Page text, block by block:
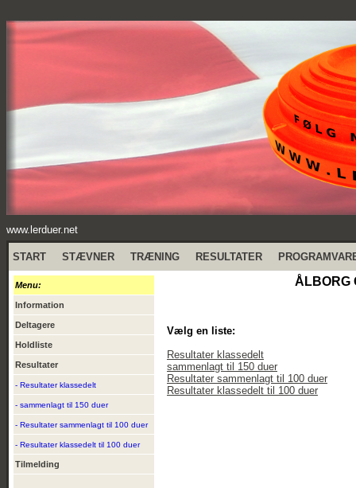
www.lerduer.net
START STÆVNER TRÆNING RESULTATER
Menu:
Information
Deltagere
Holdliste
Resultater
- Resultater klassedelt
- sammenlagt til 150 duer
- Resultater sammenlagt til 100 duer
- Resultater klassedelt til 100 duer
Tilmelding
ÅLBORG
Vælg en liste:
Resultater klassedelt
sammenlagt til 150 duer
Resultater sammenlagt til 100 duer
Resultater klassedelt til 100 duer